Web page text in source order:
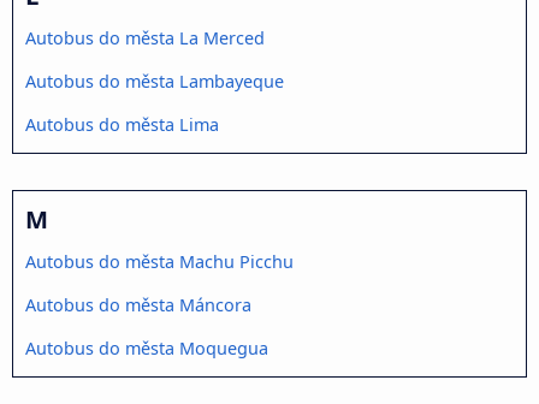
Autobus do města La Merced
Autobus do města Lambayeque
Autobus do města Lima
M
Autobus do města Machu Picchu
Autobus do města Máncora
Autobus do města Moquegua